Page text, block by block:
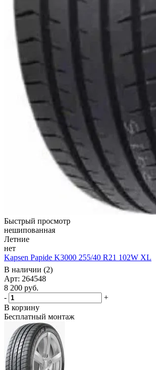
Быстрый просмотр
нешипованная
Летние
нет
Kapsen Papide K3000 255/40 R21 102W XL
В наличии (2)
Арт: 264548
8 200 руб.
-
+
В корзину
Бесплатный монтаж